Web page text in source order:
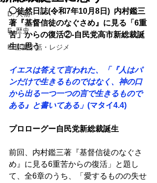
D. 人物
E. 歴史
F. 聖書小話・レジメ
◯徒然日誌(令和7年10月8日)  内村鑑三
著『基督信徒のなぐさめ』に見る「6重
苦」からの復活②-自民党高市新総裁誕
生に思う
イエスは答えて言われた、「『人はパ
ンだけで生きるものではなく、神の口
から出る一つ一つの言で生きるもので
ある』と書いてある」 (マタイ4.4)
プロローグー自民党新総裁誕生
前回、内村鑑三著『基督信徒のなぐさ
め』に見る6重苦からの復活」と題し
て、全6章のうち、「愛するものの失せ